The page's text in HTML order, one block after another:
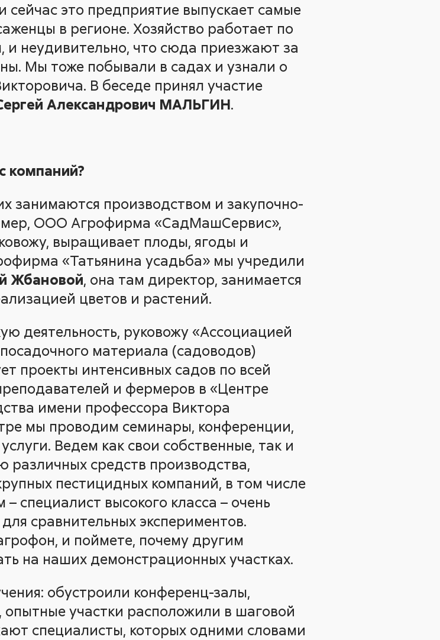
это предприятие выпускает самые
в регионе. Хозяйство работает по
и неудивительно, что сюда приезжают за
Мы тоже побывали в садах и узнали о
В беседе принял участие
Александрович МАЛЬГИН.
компаний?
занимаются производством и закупочно-
ООО Агрофирма «СадМашСервис»,
выращивает плоды, ягоды и
«Татьянина усадьба» мы учредили
Жбановой, она там директор, занимается
цветов и растений.
деятельность, руковожу «Ассоциацией
материала (садоводов)
проекты интенсивных садов по всей
и фермеров в «Центре
имени профессора Виктора
мы проводим семинары, конференции,
Ведем как свои собственные, так и
средств производства,
пестицидных компаний, в том числе
специалист высокого класса – очень
сравнительных экспериментов.
и поймете, почему другим
на наших демонстрационных участках.
обустроили конференц-залы,
опытные участки расположили в шаговой
специалисты, которых одними словами